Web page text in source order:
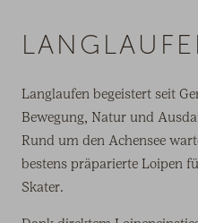
Langlaufen begeistert seit
Bewegung, Natur und
Rund um den Achensee
bestens präparierte Loipen
Skater.